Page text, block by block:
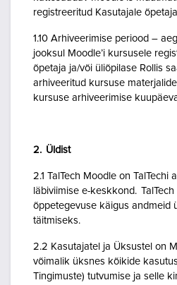
registreeritud Kasutajale
1.10 Arhiveerimise periood –
jooksul Moodle’i kursusele
õpetaja ja/või üliõpilase Rollis
arhiveeritud kursuse
kursuse arhiveerimise
2. Üldist
2.1 TalTech Moodle on TalTechi
läbiviimise e-keskkond.
õppetegevuse käigus andmeid
täitmiseks.
2.2 Kasutajatel ja Üksustel on
võimalik üksnes kõikide
Tingimuste) tutvumise ja selle